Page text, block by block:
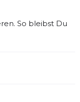
So bleibst Du